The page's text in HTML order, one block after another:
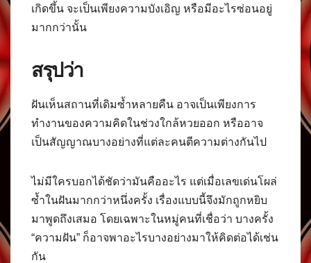
เกิดขึ้น จะเป็นเพียงความบังเอิญ หรือมีอะไรซ่อนอยู่
มากกว่านั้น
สรุปว่า
ฝันเห็นสถานที่เดิมซ้ำหลายคืน อาจเป็นเพียงการ
ทำงานของความคิดในช่วงใกล้หวยออก หรืออาจ
เป็นสัญญาณบางอย่างที่แต่ละคนตีความต่างกันไป
ไม่มีใครบอกได้ชัดว่ามันคืออะไร แต่เมื่อเลขเด่นโผล่
ซ้ำในฝันมากกว่าหนึ่งครั้ง เรื่องแบบนี้จึงมักถูกหยิบ
มาพูดถึงเสมอ โดยเฉพาะในหมู่คนที่เชื่อว่า บางครั้ง
“ความฝัน” ก็อาจพาอะไรบางอย่างมาให้คิดต่อได้เช่น
กัน